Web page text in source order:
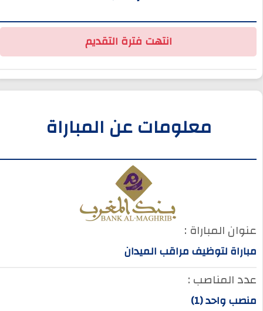
انتهت فترة التقديم
معلومات عن المباراة
عنوان المباراة :
مباراة لتوظيف مراقب الميدان
عدد المناصب :
منصب واحد (1)